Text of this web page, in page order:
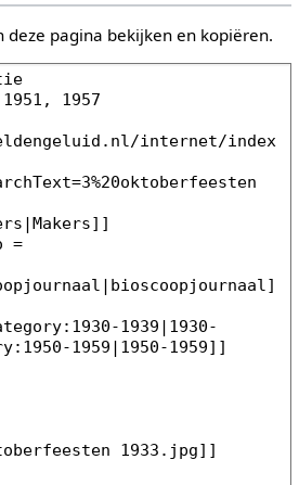
deze pagina bekijken en kopiëren.